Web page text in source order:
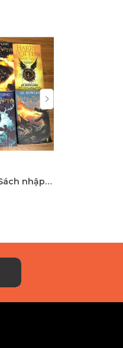
Harry potter 8 cuốn - Sách nhập khẩu